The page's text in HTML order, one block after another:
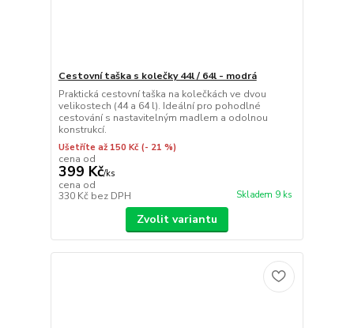
Cestovní taška s kolečky 44l / 64l - modrá
Praktická cestovní taška na kolečkách ve dvou
velikostech (44 a 64 l). Ideální pro pohodlné
cestování s nastavitelným madlem a odolnou
konstrukcí.
Ušetříte až 150 Kč (- 21 %)
cena od
399 Kč/ks
cena od
330 Kč bez DPH Skladem 9 ks
Zvolit variantu